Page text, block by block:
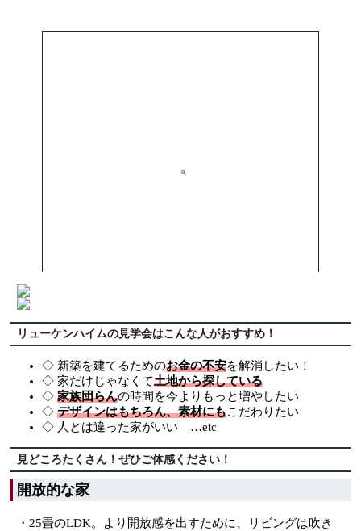
リューケンハイムの見学会はこんな人がおすすめ！
◇ 新築を建てるためのお金の不安を解消したい！
◇ 家だけじゃなくて土地から探している
◇家族団らんの時間を今よりもっと増やしたい
◇デザインはもちろん、素材にもこだわりたい
◇ 人とは違った家がいい …etc
見どころたくさん！ぜひご体感ください！
開放的な家
・25畳のLDK。より開放感を出すために、リビングは吹き